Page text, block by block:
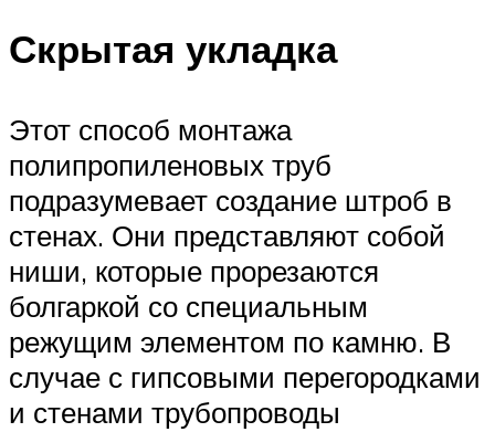
Скрытая укладка
Этот способ монтажа
полипропиленовых труб
подразумевает создание штроб в
стенах. Они представляют собой
ниши, которые прорезаются
болгаркой со специальным
режущим элементом по камню. В
случае с гипсовыми перегородками
и стенами трубопроводы